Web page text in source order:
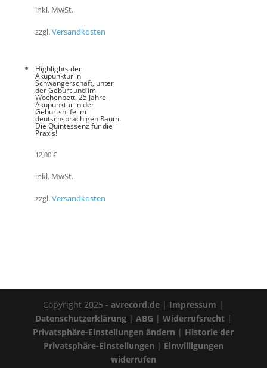
inkl. MwSt.
zzgl.Versandkosten
Highlights der
Akupunktur in
Schwangerschaft, unter
der Geburt und im
Wochenbett. 25 Jahre
Akupunktur in der
Geburtshilfe im
deutschsprachigen Raum.
Die Quintessenz für die
Praxis!
12,00 €
inkl. MwSt.
zzgl.Versandkosten
Copyright 2025 -avrecord.de | Impressum |
Datenschutzerklärung| ABG | Widerrufsrecht|
Privatsphäre-Einstellungen ändern | Historie der
Privatsphäre-Einstellungen | Einwilligungen
widerrufen